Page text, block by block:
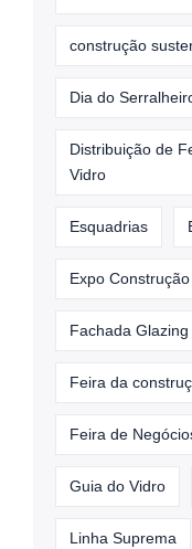
construção
Dia do
Distribuição de
Vidro
Esquadrias
Expo
Fachada Glazing
Feira da
Feira de
Guia do Vidro
Linha Suprema